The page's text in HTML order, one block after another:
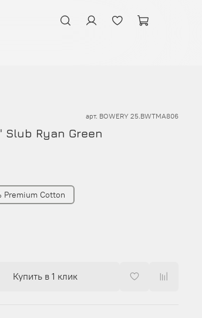
арт. BOWERY 25.BWTMA806
Slub Ryan Green
Premium Cotton
Купить в 1 клик